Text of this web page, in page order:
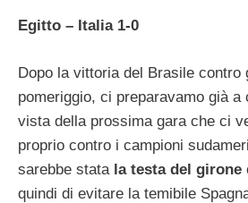
Egitto – Italia 1-0
Dopo la vittoria del Brasile contro
pomeriggio, ci preparavamo già
vista della prossima gara che ci
proprio contro i campioni
sarebbe stata la testa del girone
quindi di evitare la temibile